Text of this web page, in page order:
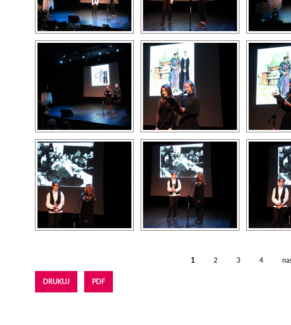
Strony
1 2 3 4
DRUKUJ PDF